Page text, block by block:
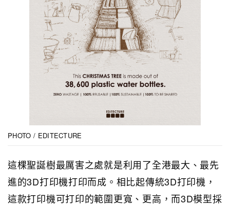
PHOTO / EDITECTURE
這棵聖誕樹最厲害之處就是利用了全港最大、最先
進的3D打印機打印而成。相比起傳統3D打印機，
這款打印機可打印的範圍更寬、更高，而3D模型採